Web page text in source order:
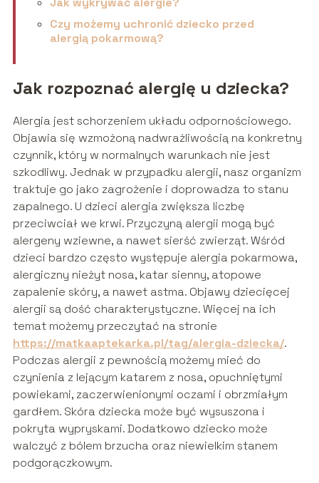
Czy możemy uchronić dziecko przed
alergią pokarmową?
Jak rozpoznać alergię u dziecka?
Alergia jest schorzeniem układu odpornościowego.
Objawia się wzmożoną nadwrażliwością na konkretny
czynnik, który w normalnych warunkach nie jest
szkodliwy. Jednak w przypadku alergii, nasz organizm
traktuje go jako zagrożenie i doprowadza to stanu
zapalnego. U dzieci alergia zwiększa liczbę
przeciwciał we krwi. Przyczyną alergii mogą być
alergeny wziewne, a nawet sierść zwierząt. Wśród
dzieci bardzo często występuje alergia pokarmowa,
alergiczny nieżyt nosa, katar sienny, atopowe
zapalenie skóry, a nawet astma. Objawy dziecięcej
alergii są dość charakterystyczne. Więcej na ich
temat możemy przeczytać na stronie
https://matkaaptekarka.pl/tag/alergia-dziecka/.
Podczas alergii z pewnością możemy mieć do
czynienia z lejącym katarem z nosa, opuchniętymi
powiekami, zaczerwienionymi oczami i obrzmiałym
gardłem. Skóra dziecka może być wysuszona i
pokryta wypryskami. Dodatkowo dziecko może
walczyć z bólem brzucha oraz niewielkim stanem
podgorączkowym.